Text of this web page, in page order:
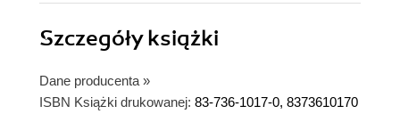
Szczegółyksiążki
Dane producenta »
ISBN Książki drukowanej: 83-736-1017-0, 8373610170